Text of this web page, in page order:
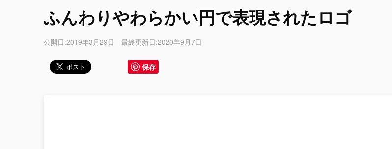
ふんわりやわらかい円で表現されたロゴ
公開日:2019年3月29日 最終更新日:2020年9月7日
保存